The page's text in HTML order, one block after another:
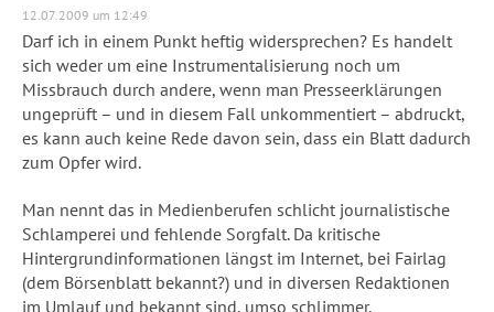
12.07.2009 um 12:49
Darf ich in einem Punkt heftig widersprechen? Es handelt
sich weder um eine Instrumentalisierung noch um
Missbrauch durch andere, wenn man Presseerklärungen
ungeprüft – und in diesem Fall unkommentiert – abdruckt,
es kann auch keine Rede davon sein, dass ein Blatt dadurch
zum Opfer wird.
Man nennt das in Medienberufen schlicht journalistische
Schlamperei und fehlende Sorgfalt. Da kritische
Hintergrundinformationen längst im Internet, bei Fairlag
(dem Börsenblatt bekannt?) und in diversen Redaktionen
im Umlauf und bekannt sind, umso schlimmer.